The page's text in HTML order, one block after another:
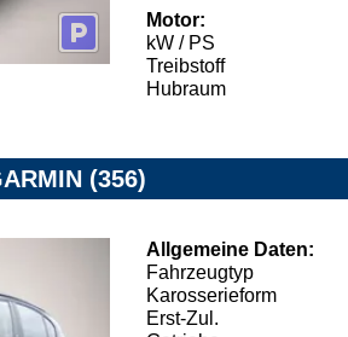
Motor:
kW / PS
Treibstoff
Hubraum
(356)
Allgemeine Daten:
Fahrzeugtyp
Karosserieform
Erst-Zul.